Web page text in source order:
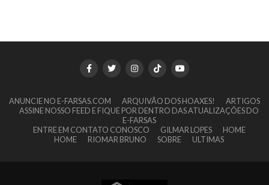
ANUNCIE NO E-FARSAS.COM ARQUIVÃO DOS HOAXES!
ARTIGOS
ASSINE NOSSO FEED E FIQUE POR DENTRO DAS ATUALIZAÇÕES DO
E-FARSAS
ENTRE EM CONTATO CONOSCO
GILMAR LOPES
HOME
HOME
RIOMAR BRUNO SOBRE ULTIMAS